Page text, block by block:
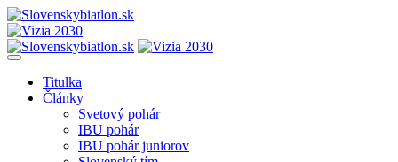
Titulka
Články
Svetový pohár
IBU pohár
IBU pohár juniorov